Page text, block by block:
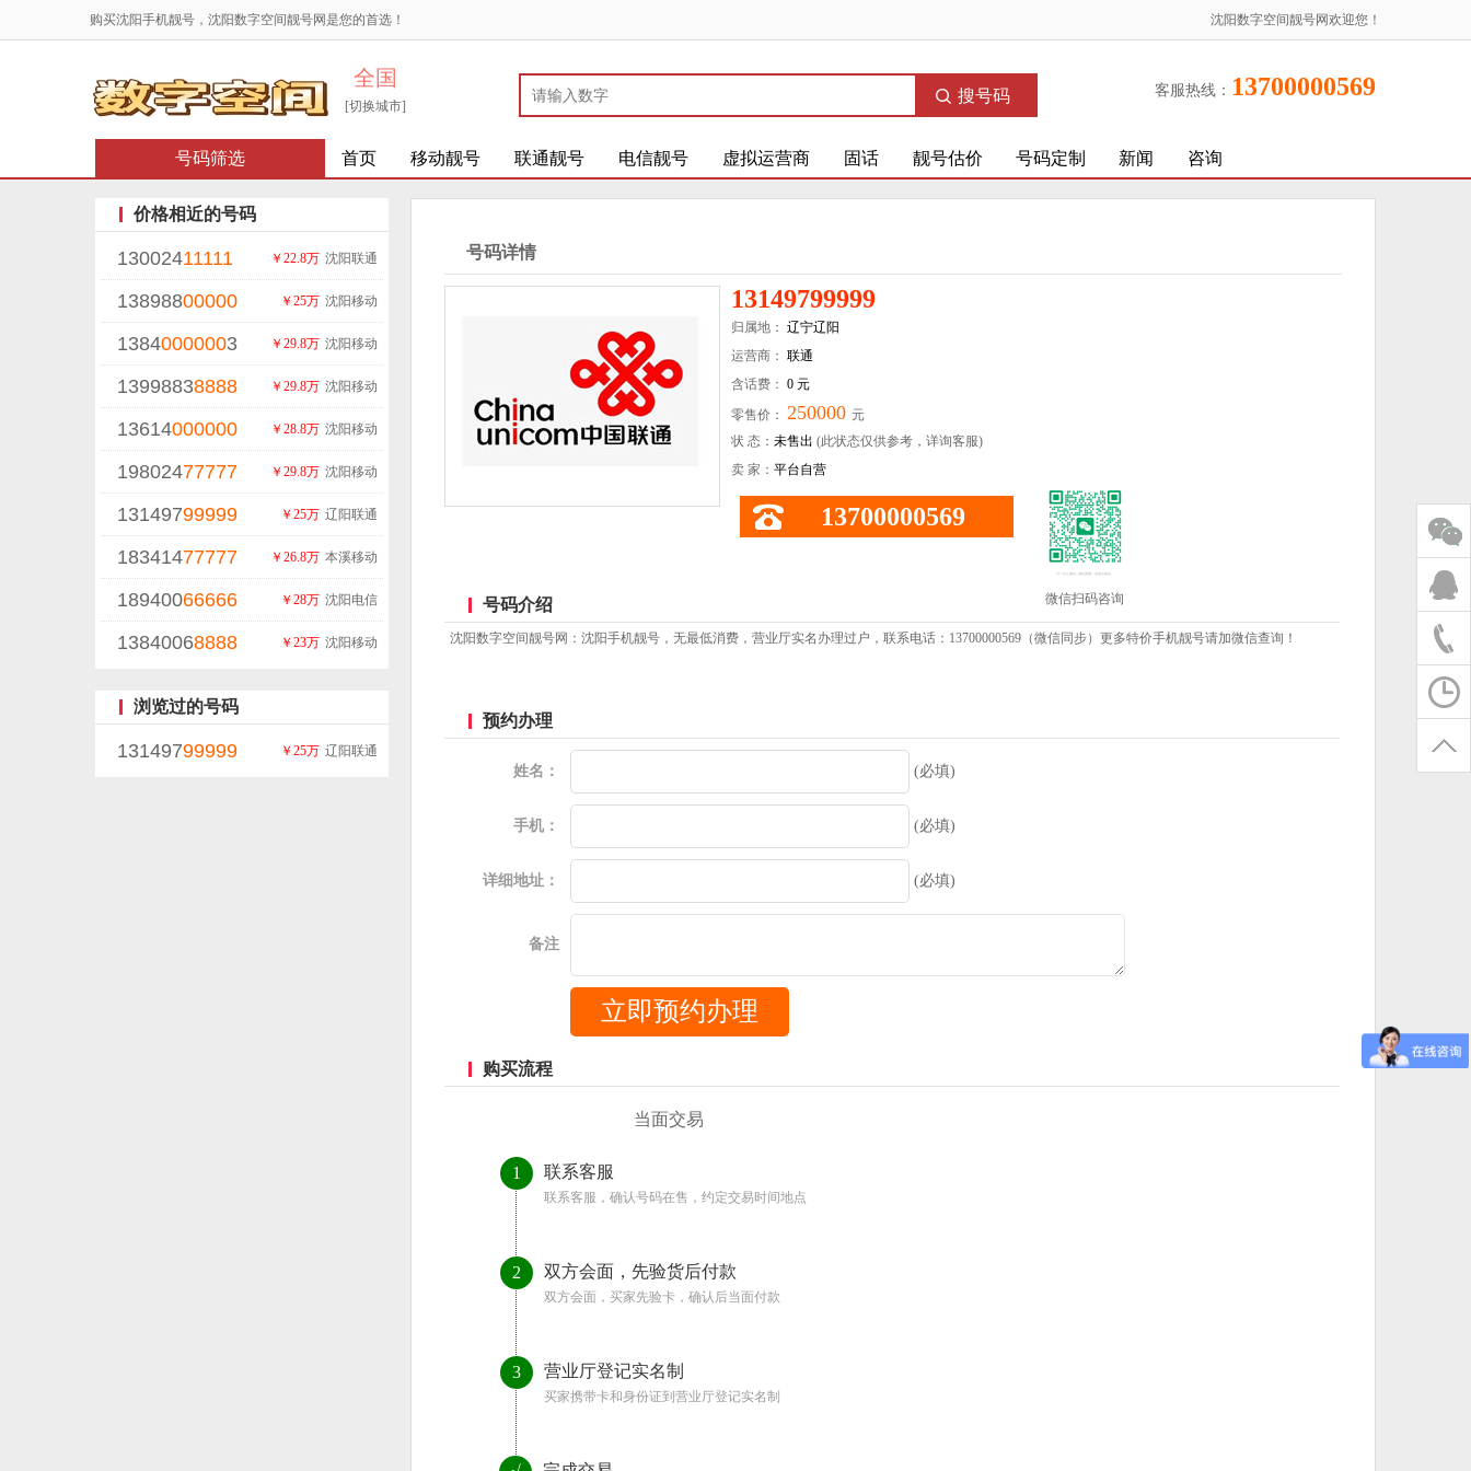
沈阳数字空间靓号网欢迎您！
购买沈阳手机靓号，沈阳数字空间靓号网是您的首选！
全国
[切换城市]
搜号码 客服热线： 13700000569
号码筛选 首页 移动靓号 联通靓号 电信靓号 虚拟运营商 固话 靓号估价 号码定制 新闻 咨询
价格相近的号码
13002411111 沈阳联通
￥22.8万
13898800000 沈阳移动
￥25万
13840000003 沈阳移动
￥29.8万
13998838888 沈阳移动
￥29.8万
13614000000 沈阳移动
￥28.8万
19802477777 沈阳移动
￥29.8万
13149799999 辽阳联通
￥25万
18341477777 本溪移动
￥26.8万
18940066666 沈阳电信
￥28万
13840068888 沈阳移动
￥23万
浏览过的号码
13149799999 辽阳联通
￥25万
号码详情
13149799999
归属地： 辽宁辽阳
运营商： 联通
含话费： 0 元
零售价： 250000 元
状 态： 未售出 (此状态仅供参考，详询客服)
卖 家： 平台自营
13700000569
微信扫码咨询
号码介绍
沈阳数字空间靓号网：沈阳手机靓号，无最低消费，营业厅实名办理过户，联系电话：13700000569（微信同步）更多特价手机靓号请加微信查询！
预约办理
姓名： (必填)
手机： (必填)
详细地址： (必填)
备注
购买流程
当面交易
1 联系客服
联系客服，确认号码在售，约定交易时间地点
2 双方会面，先验货后付款
双方会面，买家先验卡，确认后当面付款
3 营业厅登记实名制
买家携带卡和身份证到营业厅登记实名制